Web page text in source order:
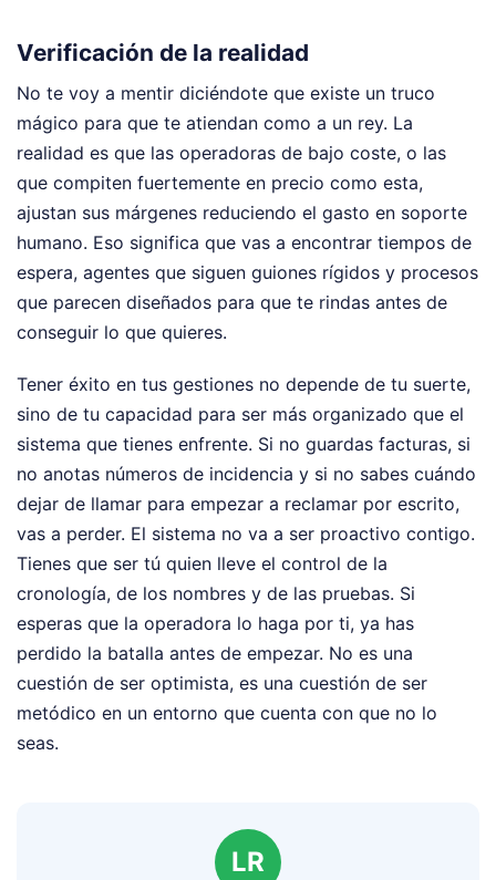
Verificación de la realidad
No te voy a mentir diciéndote que existe un truco
mágico para que te atiendan como a un rey. La
realidad es que las operadoras de bajo coste, o las
que compiten fuertemente en precio como esta,
ajustan sus márgenes reduciendo el gasto en soporte
humano. Eso significa que vas a encontrar tiempos de
espera, agentes que siguen guiones rígidos y procesos
que parecen diseñados para que te rindas antes de
conseguir lo que quieres.
Tener éxito en tus gestiones no depende de tu suerte,
sino de tu capacidad para ser más organizado que el
sistema que tienes enfrente. Si no guardas facturas, si
no anotas números de incidencia y si no sabes cuándo
dejar de llamar para empezar a reclamar por escrito,
vas a perder. El sistema no va a ser proactivo contigo.
Tienes que ser tú quien lleve el control de la
cronología, de los nombres y de las pruebas. Si
esperas que la operadora lo haga por ti, ya has
perdido la batalla antes de empezar. No es una
cuestión de ser optimista, es una cuestión de ser
metódico en un entorno que cuenta con que no lo
seas.
LR